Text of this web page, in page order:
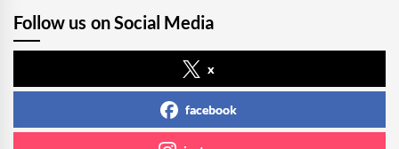
Follow us on Social Media
x
facebook